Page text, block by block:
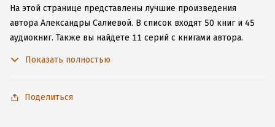
На этой странице представлены лучшие произведения
автора Александры Салиевой. В список входят 50 книг и 45
аудиокниг. Также вы найдете 11 серий с книгами автора.
iOS или Android, чтобы не расставаться с любимыми
Показать полностью
Поделиться